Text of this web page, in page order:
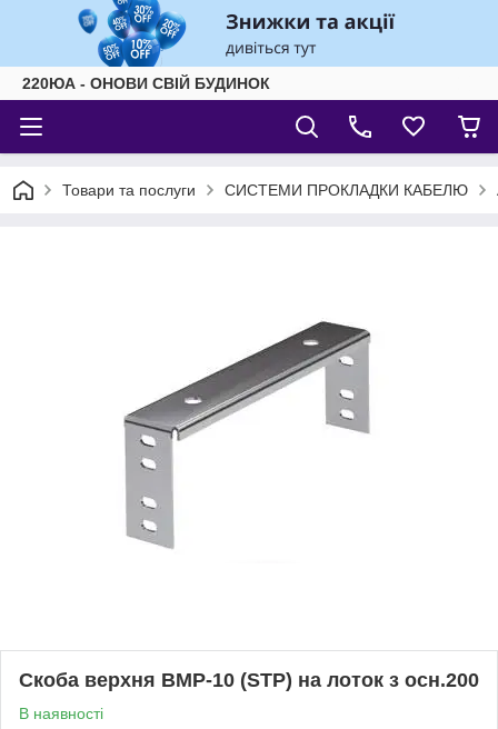
220ЮА - ОНОВИ СВІЙ БУДИНОК
Товари та послуги СИСТЕМИ ПРОКЛАДКИ КАБЕЛЮ
Скоба верхня BMP-10 (STP) на лоток з осн.200
В наявності